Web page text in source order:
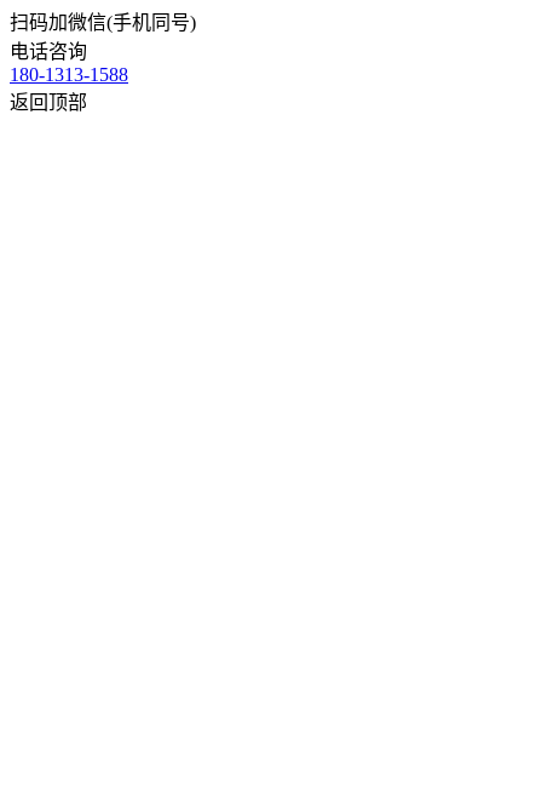
扫码加微信(手机同号)
电话咨询
180-1313-1588
返回顶部